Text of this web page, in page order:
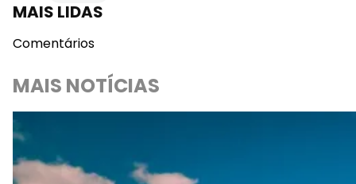
MAIS LIDAS
Comentários
MAIS NOTÍCIAS